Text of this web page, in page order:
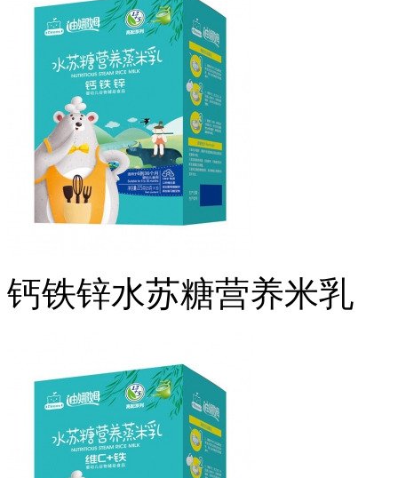
钙铁锌水苏糖营养米乳